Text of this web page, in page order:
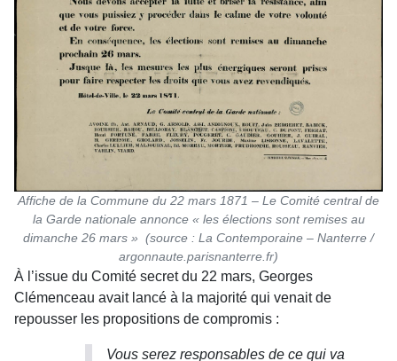
Affiche de la Commune du 22 mars 1871 – Le Comité central de
la Garde nationale annonce « les élections sont remises au
dimanche 26 mars » (source : La Contemporaine – Nanterre /
argonnaute.parisnanterre.fr)
À l’issue du Comité secret du 22 mars, Georges
Clémenceau avait lancé à la majorité qui venait de
repousser les propositions de compromis :
Vous serez responsables de ce qui va